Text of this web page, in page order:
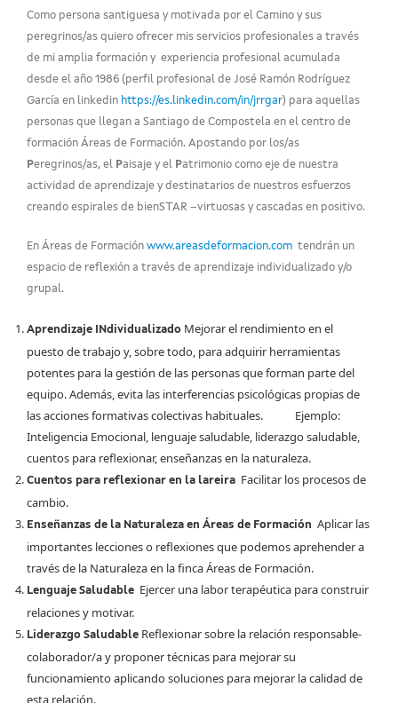
Como persona santiguesa y motivada por el Camino y sus
peregrinos/as quiero ofrecer mis servicios profesionales a través
de mi amplia formación y experiencia profesional acumulada
desde el año 1986 (perfil profesional de José Ramón Rodríguez
García en linkedin https://es.linkedin.com/in/jrrgar) para aquellas
personas que llegan a Santiago de Compostela en el centro de
formación Áreas de Formación. Apostando por los/as
Peregrinos/as, el Paisaje y el Patrimonio como eje de nuestra
actividad de aprendizaje y destinatarios de nuestros esfuerzos
creando espirales de bienSTAR –virtuosas y cascadas en positivo.
En Áreas de Formación www.areasdeformacion.com tendrán un
espacio de reflexión a través de aprendizaje individualizado y/o
grupal.
Aprendizaje INdividualizado Mejorar el rendimiento en el
puesto de trabajo y, sobre todo, para adquirir herramientas
potentes para la gestión de las personas que forman parte del
equipo. Además, evita las interferencias psicológicas propias de
las acciones formativas colectivas habituales. Ejemplo:
Inteligencia Emocional, lenguaje saludable, liderazgo saludable,
cuentos para reflexionar, enseñanzas en la naturaleza.
Cuentos para reflexionar en la lareira Facilitar los procesos de
cambio.
Enseñanzas de la Naturaleza en Áreas de Formación Aplicar las
importantes lecciones o reflexiones que podemos aprehender a
través de la Naturaleza en la finca Áreas de Formación.
Lenguaje Saludable Ejercer una labor terapéutica para construir
relaciones y motivar.
Liderazgo Saludable Reflexionar sobre la relación responsable-
colaborador/a y proponer técnicas para mejorar su
funcionamiento aplicando soluciones para mejorar la calidad de
esta relación.